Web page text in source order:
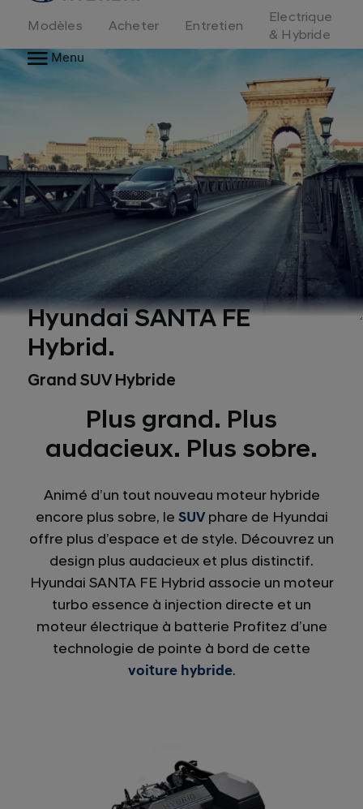
d'accueil
Modèles Acheter Entretien
Electrique
& Hybride
Menu
Hyundai SANTA FE
Hybrid.
Grand SUV Hybride
Plus grand. Plus
audacieux. Plus sobre.
Animé d’un tout nouveau moteur hybride
encore plus sobre, le SUVphare de Hyundai
offre plus d’espace et de style. Découvrez un
design plus audacieux et plus distinctif.
Hyundai SANTA FE Hybrid associe un moteur
turbo essence à injection directe et un
moteur électrique à batterie Profitez d’une
technologie de pointe à bord de cette
voiture hybride.